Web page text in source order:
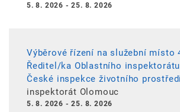
5. 8. 2026 -25. 8. 2026
Výběrové řízení na služební místo
Ředitel/ka Oblastního
České inspekce životního
inspektorát Olomouc
5. 8. 2026 -25. 8. 2026